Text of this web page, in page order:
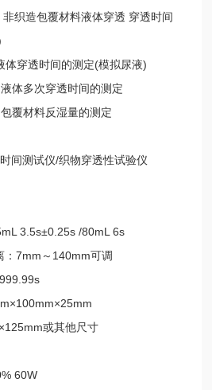
造包覆材料液体穿透 穿透时间
穿透时间的测定(模拟尿液)
多次穿透时间的测定
材料反湿量的测定
3.5s±0.25s /80mL 6s
7mm～140mm可调
或其他尺寸
60W